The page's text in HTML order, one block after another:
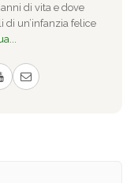
di vita e dove
un’infanzia felice